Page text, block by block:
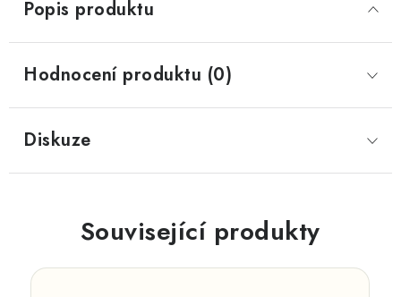
Popis produktu
Hodnocení produktu (0)
Diskuze
Související produkty